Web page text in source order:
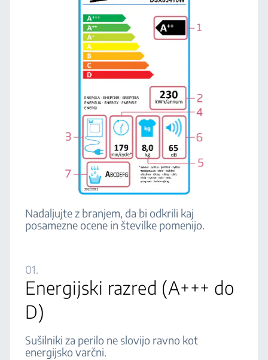
Nadaljujte z branjem, da bi odkrili kaj
posamezne ocene in številke pomenijo.
01.
Energijski razred (A+++ do
D)
Sušilniki za perilo ne slovijo ravno kot
energijsko varčni.